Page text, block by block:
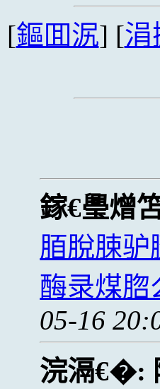
[鏂囬泦] [涓
鎵€璺熷
脜脫脨驴
酶录煤脗
05-16
浣滆€�: